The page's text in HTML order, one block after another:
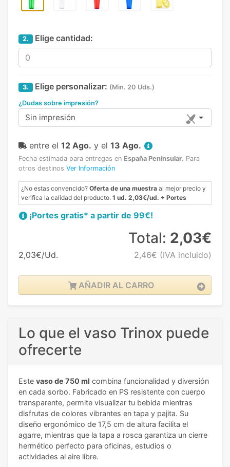
2. Elige cantidad:
3. Elige personalizar: (Min. 20 Uds.)
¿Dudas sobre impresión?
Sin impresión
entre el 12 Ago. y el 13 Ago.
Fecha estimada para entregas en España Peninsular. Para
otros destinos Ver Información
¿No estas convencido? Oferta de una muestra al mejor precio y
verifica la calidad del producto. 1 ud. 2,03€/ud. + Portes
¡Portes gratis* a partir de 99€!
2,03€/Ud.
Total: 2,03€
2,46€ (IVA incluido)
AÑADIR AL CARRO
Lo que el vaso Trinox puede
ofrecerte
Este vaso de 750 ml combina funcionalidad y diversión
en cada sorbo. Fabricado en PS resistente con cuerpo
transparente, permite visualizar tu bebida mientras
disfrutas de colores vibrantes en tapa y pajita. Su
diseño ergonómico de 17,5 cm de altura facilita el
agarre, mientras que la tapa a rosca garantiza un cierre
hermético perfecto para oficinas, estudios o
actividades al aire libre.